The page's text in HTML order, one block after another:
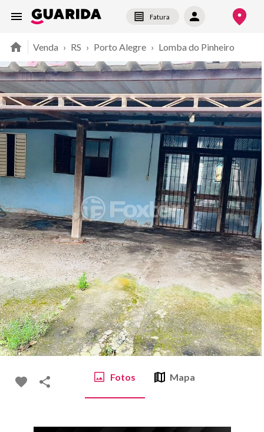
Fatura
Venda › RS › Porto Alegre › Lomba do Pinheiro
Fotos Mapa